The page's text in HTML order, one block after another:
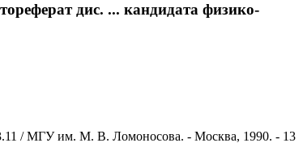
дис. ... кандидата физико-
/ МГУ им. М. В. Ломоносова. - Москва, 1990. - 13